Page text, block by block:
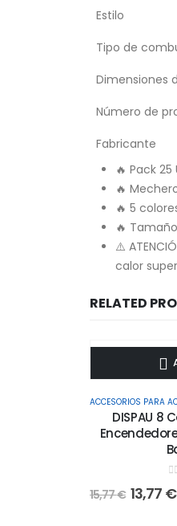
Estilo
Tipo de
Dimensiones
Número de
Fabricante
🔥 Pack
🔥
🔥 5
🔥
⚠️
calor
RELATED
ACCESORIOS PARA
DISPAU 8
15,77€ 13,77 €